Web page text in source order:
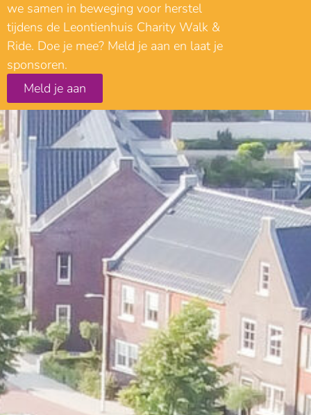
we samen in beweging voor herstel
tijdens de Leontienhuis Charity Walk &
Ride. Doe je mee? Meld je aan en laat je
sponsoren.
Meld je aan